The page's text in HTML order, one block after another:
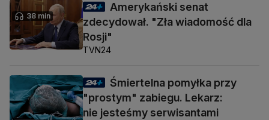
38 min
Amerykański senat
zdecydował. "Zła wiadomość dla
Rosji"
TVN24
Śmiertelna pomyłka przy
"prostym" zabiegu. Lekarz:
nie jesteśmy serwisantami